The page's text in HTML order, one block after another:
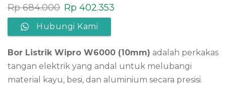
Rp684.000 Rp 402.353
Hubungi Kami
Bor Listrik Wipro W6000 (10mm) adalah perkakas
tangan elektrik yang andal untuk melubangi
material kayu, besi, dan aluminium secara presisi.